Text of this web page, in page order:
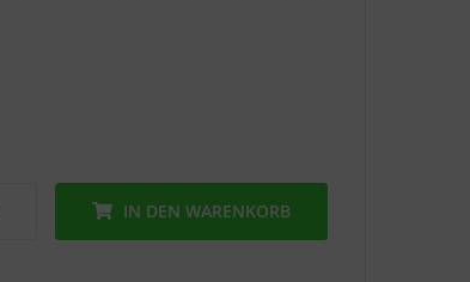
IN DEN WARENKORB